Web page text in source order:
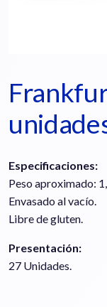
Especificaciones:
Peso aproximado:
Envasado al vacío.
Libre de gluten.
Presentación:
27 Unidades.